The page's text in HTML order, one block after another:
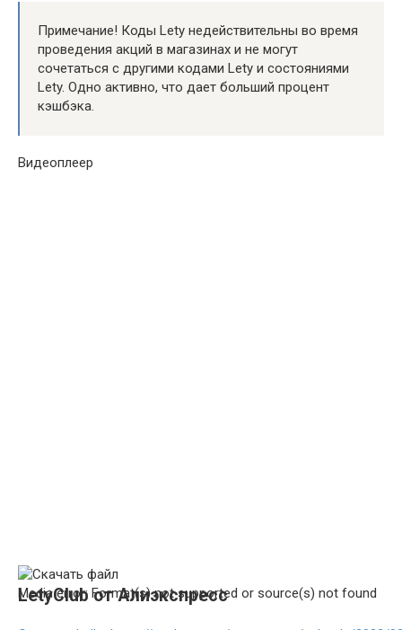
Примечание! Коды Lety недействительны во время
проведения акций в магазинах и не могут
сочетаться с другими кодами Lety и состояниями
Lety. Одно активно, что дает больший процент
кэшбэка.
Видеоплеер
Media error: Format(s) not supported or source(s) not found
LetyClub от Алиэкспресс